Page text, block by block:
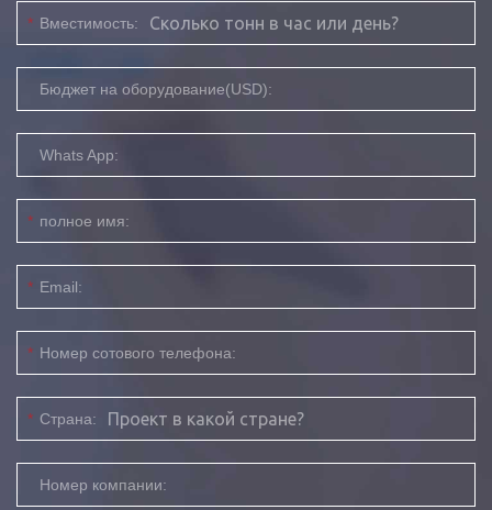
* Вместимость:
Бюджет на оборудование(USD):
Whats App:
* полное имя:
* Email:
* Номер сотового телефона:
* Страна:
Номер компании: